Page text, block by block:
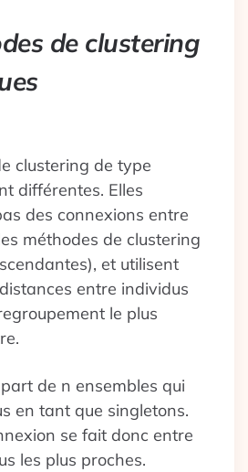
de clustering
clustering de type
différentes. Elles
des connexions entre
méthodes de clustering
et utilisent
entre individus
le plus
de n ensembles qui
en tant que singletons.
se fait donc entre
les plus proches.